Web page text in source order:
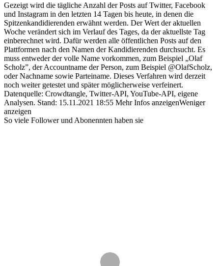
Gezeigt wird die tägliche Anzahl der Posts auf Twitter, Facebook
und Instagram in den letzten 14 Tagen bis heute, in denen die
Spitzenkandidierenden erwähnt werden. Der Wert der aktuellen
Woche verändert sich im Verlauf des Tages, da der aktuellste Tag
einberechnet wird. Dafür werden alle öffentlichen Posts auf den
Plattformen nach den Namen der Kandidierenden durchsucht. Es
muss entweder der volle Name vorkommen, zum Beispiel „Olaf
Scholz”, der Accountname der Person, zum Beispiel @OlafScholz,
oder Nachname sowie Parteiname. Dieses Verfahren wird derzeit
noch weiter getestet und später möglicherweise verfeinert.
Datenquelle: Crowdtangle, Twitter-API, YouTube-API, eigene
Analysen. Stand: 15.11.2021 18:55 Mehr Infos anzeigenWeniger
anzeigen
So viele Follower und Abonennten haben sie